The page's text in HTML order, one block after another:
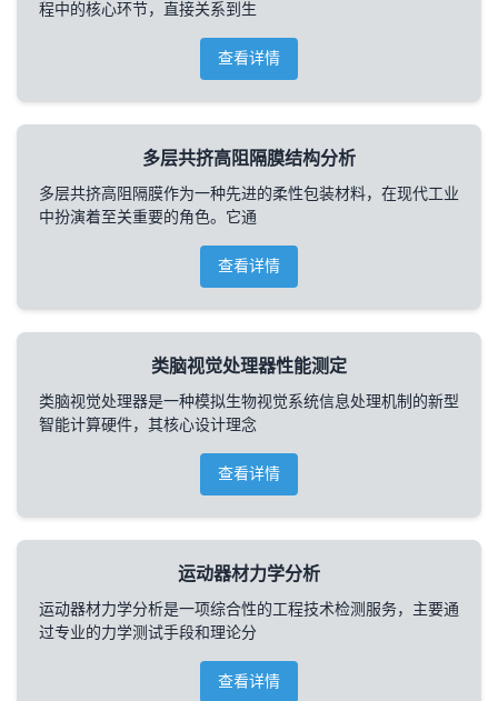
程中的核心环节，直接关系到生
查看详情
多层共挤高阻隔膜结构分析
多层共挤高阻隔膜作为一种先进的柔性包装材料，在现代工业
中扮演着至关重要的角色。它通
查看详情
类脑视觉处理器性能测定
类脑视觉处理器是一种模拟生物视觉系统信息处理机制的新型
智能计算硬件，其核心设计理念
查看详情
运动器材力学分析
运动器材力学分析是一项综合性的工程技术检测服务，主要通
过专业的力学测试手段和理论分
查看详情